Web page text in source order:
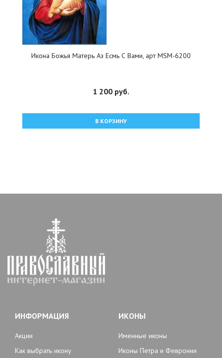
Икона Божья Матерь Аз Есмь С Вами, арт MSM-6200
1 200 руб.
В КОРЗИНУ
ИНФОРМАЦИЯ
Акции
Как выбрать икону
ИКОНЫ
Именные иконы
Иконы Петра и Февронии